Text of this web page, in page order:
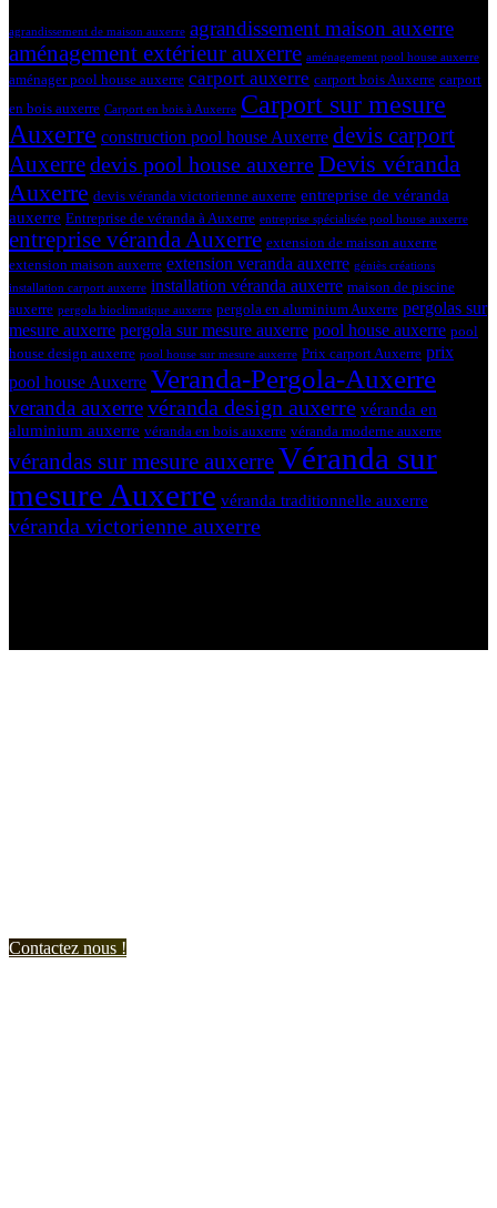
agrandissement de maison auxerre agrandissement maison auxerre
aménagement extérieur auxerre aménagement pool house auxerre
aménager pool house auxerre carport auxerre carport bois Auxerre carport
en bois auxerre Carport en bois à Auxerre Carport sur mesure
Auxerre construction pool house Auxerre devis carport
Auxerredevis pool house auxerreDevis véranda
Auxerre devis véranda victorienne auxerre entreprise de véranda
auxerre Entreprise de véranda à Auxerre entreprise spécialisée pool house auxerre
entreprise véranda Auxerre extension de maison auxerre
extension maison auxerre extension veranda auxerre géniès créations
installation carport auxerre installation véranda auxerre maison de piscine
auxerre pergola bioclimatique auxerre pergola en aluminium Auxerre pergolas sur
mesure auxerre pergola sur mesure auxerre pool house auxerre pool
house design auxerre pool house sur mesure auxerre Prix carport Auxerre prix
pool house Auxerre Veranda-Pergola-Auxerre
veranda auxerrevéranda design auxerre véranda en
aluminium auxerre véranda en bois auxerre véranda moderne auxerre
vérandas sur mesure auxerreVéranda sur
mesure Auxerre véranda traditionnelle auxerre
véranda victorienne auxerre
Contactez nous !